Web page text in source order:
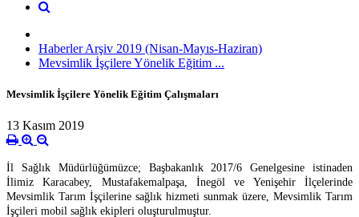
Haberler Arşiv 2019 (Nisan-Mayıs-Haziran)
Mevsimlik İşçilere Yönelik Eğitim ...
Mevsimlik İşçilere Yönelik Eğitim Çalışmaları
13 Kasım 2019
İl Sağlık Müdürlüğümüzce; Başbakanlık 2017/6 Genelgesine istinaden
İlimiz Karacabey, Mustafakemalpaşa, İnegöl ve Yenişehir İlçelerinde
Mevsimlik Tarım İşçilerine sağlık hizmeti sunmak üzere, Mevsimlik Tarım
İşçileri mobil sağlık ekipleri oluşturulmuştur.